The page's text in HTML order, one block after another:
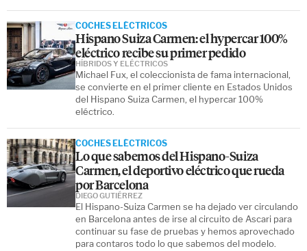
COCHES ELÉCTRICOS
Hispano Suiza Carmen: el hypercar 100%
eléctrico recibe su primer pedido
Michael Fux, el coleccionista de fama internacional,
se convierte en el primer cliente en Estados Unidos
del Hispano Suiza Carmen, el hypercar 100%
eléctrico.
HÍBRIDOS Y ELÉCTRICOS
COCHES ELÉCTRICOS
Lo que sabemos del Hispano-Suiza
Carmen, el deportivo eléctrico que rueda
por Barcelona
El Hispano-Suiza Carmen se ha dejado ver circulando
en Barcelona antes de irse al circuito de Ascari para
continuar su fase de pruebas y hemos aprovechado
para contaros todo lo que sabemos del modelo.
DIEGO GUTIÉRREZ